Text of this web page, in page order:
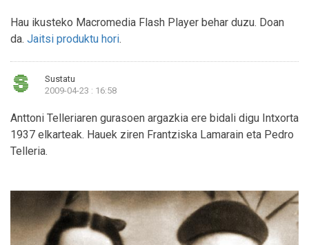
Hau ikusteko Macromedia Flash Player behar duzu. Doan
da. Jaitsi produktu hori.
Sustatu
2009-04-23 : 16:58
Anttoni Telleriaren gurasoen argazkia ere bidali digu Intxorta
1937 elkarteak. Hauek ziren Frantziska Lamarain eta Pedro
Telleria.